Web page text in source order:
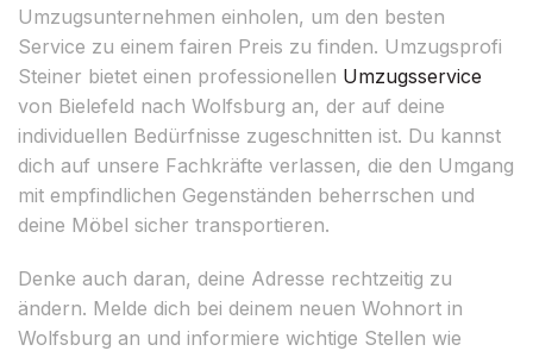
Umzugsunternehmen einholen, um den besten
Service zu einem fairen Preis zu finden. Umzugsprofi
Steiner bietet einen professionellen Umzugsservice
von Bielefeld nach Wolfsburg an, der auf deine
individuellen Bedürfnisse zugeschnitten ist. Du kannst
dich auf unsere Fachkräfte verlassen, die den Umgang
mit empfindlichen Gegenständen beherrschen und
deine Möbel sicher transportieren.
Denke auch daran, deine Adresse rechtzeitig zu
ändern. Melde dich bei deinem neuen Wohnort in
Wolfsburg an und informiere wichtige Stellen wie